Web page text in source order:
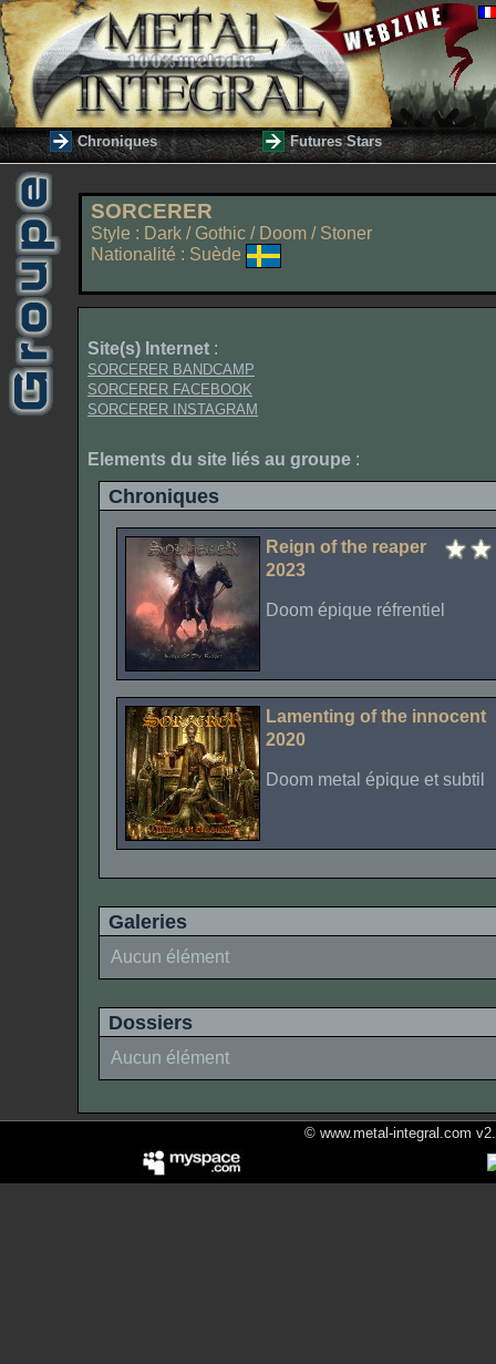
Chroniques Futures Stars
SORCERER
Style : Dark / Gothic / Doom / Stoner
Nationalité : Suède
Site(s) Internet :
SORCERER BANDCAMP
SORCERER FACEBOOK
SORCERER INSTAGRAM
Elements du site liés au groupe :
Chroniques
Reign of the reaper
2023
Doom épique réfrentiel
Lamenting of the innocent
2020
Doom metal épique et subtil
Galeries
Aucun élément
Dossiers
Aucun élément
© www.metal-integral.com